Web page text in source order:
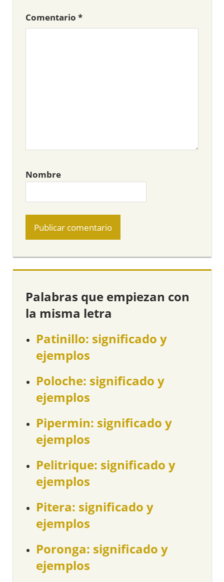
Comentario *
Nombre
Palabras que empiezan con
la misma letra
Patinillo: significado y
ejemplos
Poloche: significado y
ejemplos
Pipermin: significado y
ejemplos
Pelitrique: significado y
ejemplos
Pitera: significado y
ejemplos
Poronga: significado y
ejemplos